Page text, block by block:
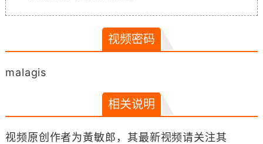
视频密码
malagis
相关说明
视频原创作者为黃敏郎，其最新视频请关注其